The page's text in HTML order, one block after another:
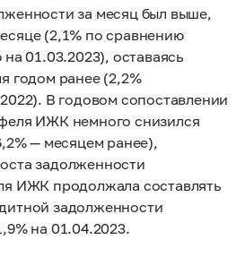
за месяц был выше,
(2,1% по сравнению
01.03.2023), оставаясь
годом ранее (2,2%
В годовом сопоставлении
ИЖК немного снизился
— месяцем ранее),
задолженности
ИЖК продолжала составлять
задолженности
на 01.04.2023.